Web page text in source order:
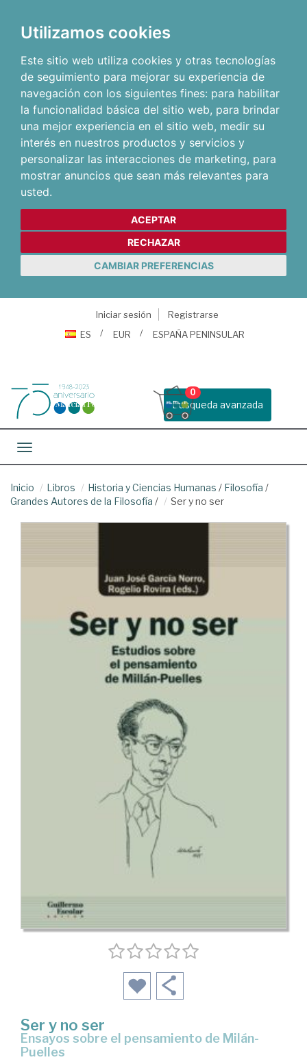
Utilizamos cookies
Este sitio web utiliza cookies y otras tecnologías
de seguimiento para mejorar su experiencia de
navegación con los siguientes fines: para habilitar
la funcionalidad básica del sitio web, para brindar
una mejor experiencia en el sitio web, medir su
interés en nuestros productos y servicios y
personalizar las interacciones de marketing, para
mostrar anuncios que sean más relevantes para
usted.
ACEPTAR
RECHAZAR
CAMBIAR PREFERENCIAS
Iniciar sesión
Registrarse
ES
EUR ESPAÑA PENINSULAR
Busqueda avanzada
0
Toggle navigation
Inicio Libros Historia y Ciencias Humanas / Filosofía /
Grandes Autores de la Filosofía / Ser y no ser
Ser y no ser
ensayos sobre el pensamiento de Milán-
Puelles